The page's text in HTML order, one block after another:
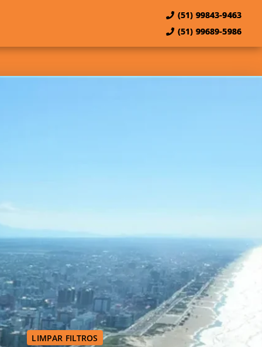
(51) 99843-9463
(51) 99689-5986
LIMPAR FILTROS